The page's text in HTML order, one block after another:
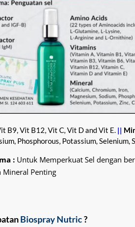
B9, Vit B12, Vit C, Vit D and Vit E. ||
Phosphorous, Potassium, Selenium,
:Untuk Memperkuat Sel dengan
Mineral Penting
Biospray Nutric?